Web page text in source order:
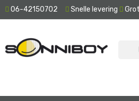
06-42150702 Snelle levering